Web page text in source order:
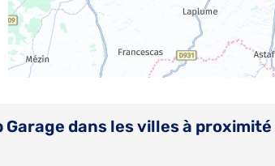
Garage dans les villes à proximité